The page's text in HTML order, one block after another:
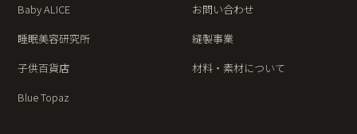
Baby ALICE
睡眠美容研究所
子供百貨店
Blue Topaz
お問い合わせ
縫製事業
材料・素材について